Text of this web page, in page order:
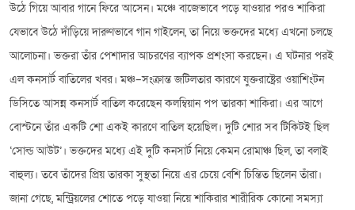
উঠে গিয়ে আবার গানে ফিরে আসেন। মঞ্চে বাজেভাবে পড়ে যাওয়ার পরও শাকিরা
যেভাবে উঠে দাঁড়িয়ে দারুণভাবে গান গাইলেন, তা নিয়ে ভক্তদের মধ্যে এখনো চলছে
আলোচনা। ভক্তরা তাঁর পেশাদার আচরণের ব্যাপক প্রশংসা করছেন। এ ঘটনার পরই
এল কনসার্ট বাতিলের খবর। মঞ্চ–সংক্রান্ত জটিলতার কারণে যুক্তরাষ্ট্রের ওয়াশিংটন
ডিসিতে আসন্ন কনসার্ট বাতিল করেছেন কলম্বিয়ান পপ তারকা শাকিরা। এর আগে
বোস্টনে তাঁর একটি শো একই কারণে বাতিল হয়েছিল। দুটি শোর সব টিকিটই ছিল
‘সোল্ড আউট’। ভক্তদের মধ্যে এই দুটি কনসার্ট নিয়ে কেমন রোমাঞ্চ ছিল, তা বলাই
বাহুল্য। তবে তাঁদের প্রিয় তারকা সুস্থতা নিয়ে এর চেয়ে বেশি চিন্তিত ছিলেন তাঁরা।
জানা গেছে, মন্ট্রিয়লের শোতে পড়ে যাওয়া নিয়ে শাকিরার শারীরিক কোনো সমস্যা